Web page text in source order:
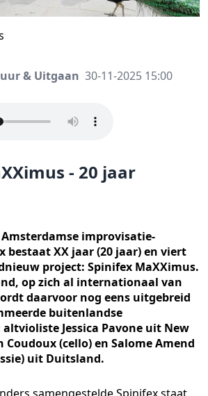
& Uitgaan 30-11-2025 15:00
- 20 jaar
improvisatie-
bestaat XX jaar (20 jaar) en viert
project: Spinifex MaXXimus.
op zich al internationaal van
daarvoor nog eens uitgebreid
buitenlandse
Jessica Pavone uit New
Coudoux (cello) en Salome Amend
uit Duitsland.